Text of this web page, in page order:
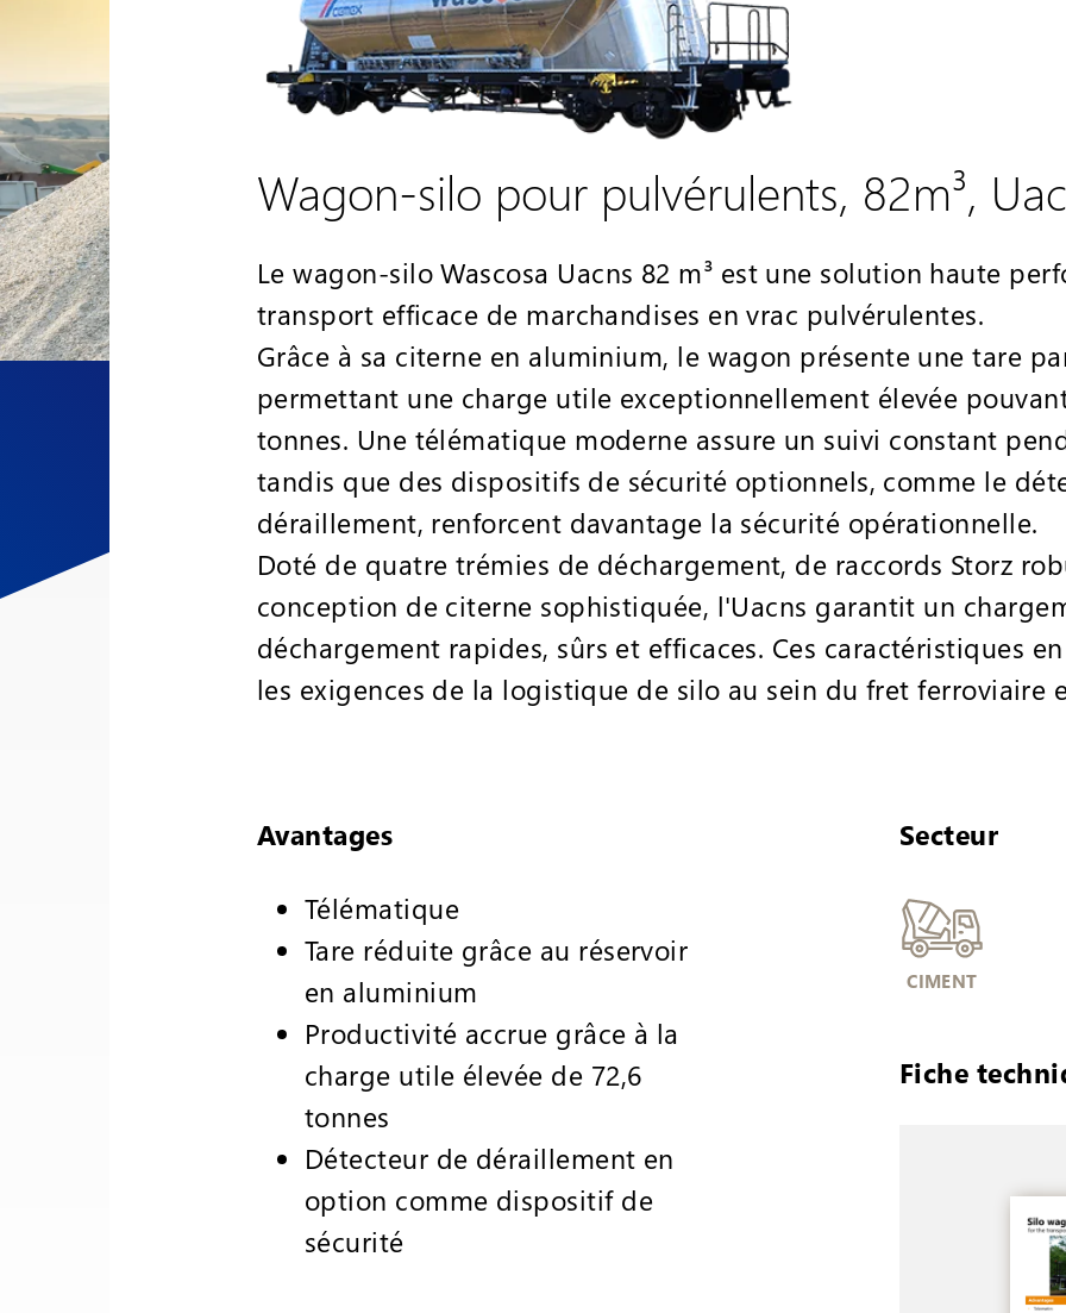
Wagon-silo pour pulvérulents, 82m³,
Le wagon-silo Wascosa Uacns 82 m³ est une solution haute
transport efficace de marchandises en vrac pulvérulentes.
Grâce à sa citerne en aluminium, le wagon présente une tare
permettant une charge utile exceptionnellement élevée
tonnes. Une télématique moderne assure un suivi constant
tandis que des dispositifs de sécurité optionnels, comme le
déraillement, renforcent davantage la sécurité opérationnelle.
Doté de quatre trémies de déchargement, de raccords Storz
conception de citerne sophistiquée, l'Uacns garantit un
déchargement rapides, sûrs et efficaces. Ces caractéristiques
les exigences de la logistique de silo au sein du fret ferroviaire
Avantages
Télématique
Tare réduite grâce au réservoir
en aluminium
Productivité accrue grâce à la
charge utile élevée de 72,6
tonnes
Détecteur de déraillement en
option comme dispositif de
sécurité
Secteur
CIMENT
Fiche